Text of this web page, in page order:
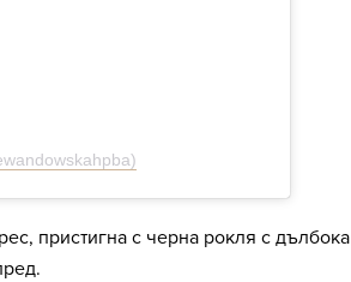
пристигна с черна рокля с дълбока